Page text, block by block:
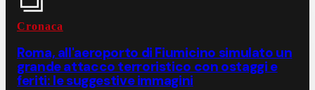
Cronaca
Roma, all'aeroporto di Fiumicino simulato un
grande attacco terroristico con ostaggi e
feriti: le suggestive immagini